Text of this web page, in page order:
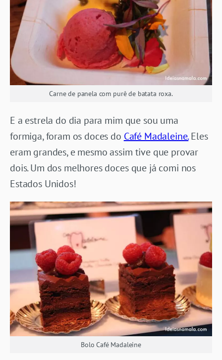
Carne de panela com purê de batata roxa.
E a estrela do dia para mim que sou uma
formiga, foram os doces do Café Madaleine.Eles
eram grandes, e mesmo assim tive que provar
dois. Um dos melhores doces que já comi nos
Estados Unidos!
Bolo Café Madaleine